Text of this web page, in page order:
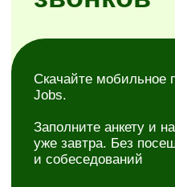
Простая регистрация